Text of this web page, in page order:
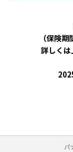
（保険
詳しくは
パ